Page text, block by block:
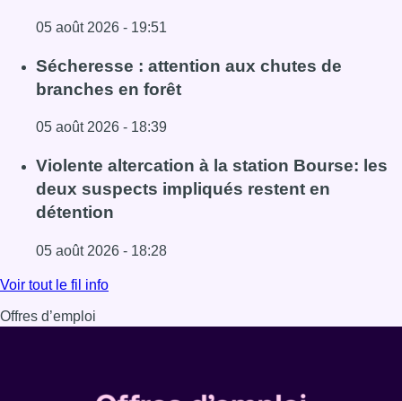
05 août 2026 - 19:51
Lire l'article Le siège bruxellois d’AXA fermé plusieurs
Sécheresse : attention aux chutes de
branches en forêt
05 août 2026 - 18:39
Lire l'article Sécheresse : attention aux chutes de
Violente altercation à la station Bourse: les
deux suspects impliqués restent en
détention
05 août 2026 - 18:28
Lire l'article Violente altercation à la station Bourse: les
Voir tout le fil info
Offres d’emploi